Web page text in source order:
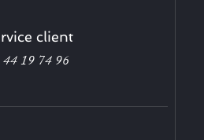
client
44 19 74 96